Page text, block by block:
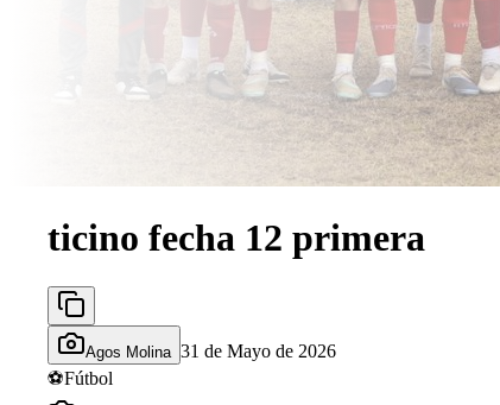
ticino fecha 12 primera
Agos Molina 31 de Mayo de 2026
⚽Fútbol